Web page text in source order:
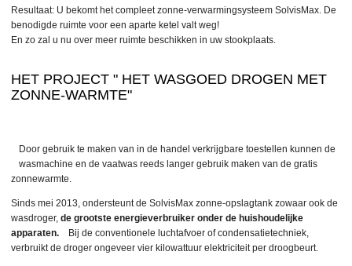
Resultaat: U bekomt het compleet zonne-verwarmingsysteem SolvisMax. De
benodigde ruimte voor een aparte ketel valt weg!
En zo zal u nu over meer ruimte beschikken in uw stookplaats.
HET PROJECT " HET WASGOED DROGEN MET
ZONNE-WARMTE"
Door gebruik te maken van in de handel verkrijgbare toestellen kunnen de
wasmachine en de vaatwas reeds langer gebruik maken van de gratis
zonnewarmte.
Sinds mei 2013, ondersteunt de SolvisMax zonne-opslagtank zowaar ook de
wasdroger,de grootste energieverbruiker onder de huishoudelijke
apparaten. Bij de conventionele luchtafvoer of condensatietechniek,
verbruikt de droger ongeveer vier kilowattuur elektriciteit per droogbeurt.